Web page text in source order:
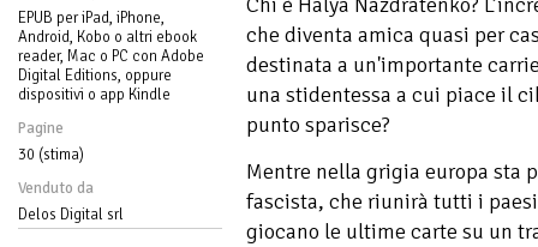
EPUB per iPad, iPhone,
Android, Kobo o altri ebook
reader, Mac o PC con Adobe
Digital Editions, oppure
dispositivi o app Kindle
Pagine
30 (stima)
Venduto da
Delos Digital srl
che diventa amica quasi per
destinata a un'importante
una stidentessa a cui piace il
punto sparisce?
Mentre nella grigia europa sta
fascista, che riunirà tutti i
giocano le ultime carte su un